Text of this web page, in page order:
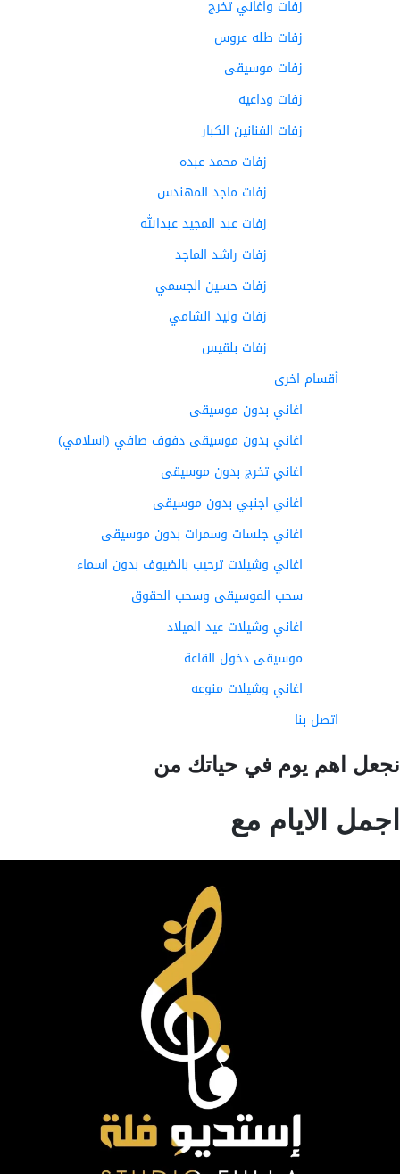
زفات واغاني تخرج
زفات طله عروس
زفات موسيقى
زفات وداعيه
زفات الفنانين الكبار
زفات محمد عبده
زفات ماجد المهندس
زفات عبد المجيد عبدالله
زفات راشد الماجد
زفات حسين الجسمي
زفات وليد الشامي
زفات بلقيس
أقسام اخرى
اغاني بدون موسيقى
اغاني بدون موسيقى دفوف صافي (اسلامي)
اغاني تخرج بدون موسيقى
اغاني اجنبي بدون موسيقى
اغاني جلسات وسمرات بدون موسيقى
اغاني وشيلات ترحيب بالضيوف بدون اسماء
سحب الموسيقى وسحب الحقوق
اغاني وشيلات عيد الميلاد
موسيقى دخول القاعة
اغاني وشيلات منوعه
اتصل بنا
اهم يوم في حياتك من
الايام مع